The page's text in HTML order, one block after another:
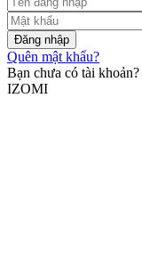
Đăng nhập
Quên mật khẩu?
Bạn chưa có tài khoản?
IZOMI